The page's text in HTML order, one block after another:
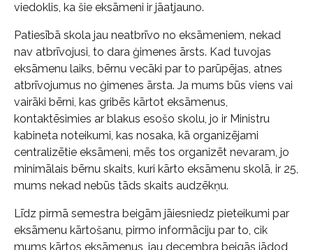
viedoklis, ka šie eksāmeni ir jāatjauno.
Patiesībā skola jau neatbrīvo no eksāmeniem, nekad
nav atbrīvojusi, to dara ģimenes ārsts. Kad tuvojas
eksāmenu laiks, bērnu vecāki par to parūpējas, atnes
atbrīvojumus no ģimenes ārsta. Ja mums būs viens vai
vairāki bērni, kas gribēs kārtot eksāmenus,
kontaktēsimies ar blakus esošo skolu, jo ir Ministru
kabineta noteikumi, kas nosaka, kā organizējami
centralizētie eksāmeni, mēs tos organizēt nevaram, jo
minimālais bērnu skaits, kuri kārto eksāmenu skolā, ir 25,
mums nekad nebūs tāds skaits audzēkņu.
Līdz pirmā semestra beigām jāiesniedz pieteikumi par
eksāmenu kārtošanu, pirmo informāciju par to, cik
mums kārtos eksāmenus, jau decembra beigās jādod